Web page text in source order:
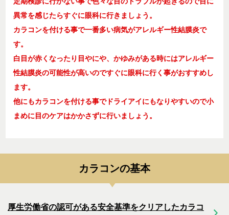
異常を感じたらすぐに眼科に行きましょう。
カラコンを付ける事で一番多い病気がアレルギー性結膜炎で
す。
白目が赤くなったり目やにや、かゆみがある時にはアレルギー
性結膜炎の可能性が高いのですぐに眼科に行く事がおすすめし
ます。
他にもカラコンを付ける事でドライアイにもなりやすいので小
まめに目のケアはかかさずに行いましょう。
カラコンの基本
厚生労働省の認可がある安全基準をクリアしたカラコ